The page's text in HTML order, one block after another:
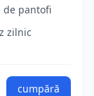
de pantofi
zilnic
cumpără